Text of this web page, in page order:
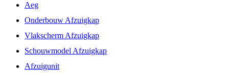
Aeg
Onderbouw Afzuigkap
Vlakscherm Afzuigkap
Schouwmodel Afzuigkap
Afzuigunit